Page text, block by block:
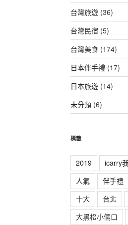
台灣旅遊(36)
台灣民宿 (5)
台灣美食(174)
日本伴手禮(17)
日本旅遊(14)
未分類(6)
標籤
2019 icarry
人氣
伴手禮
十大
台北
大黑松小倆口